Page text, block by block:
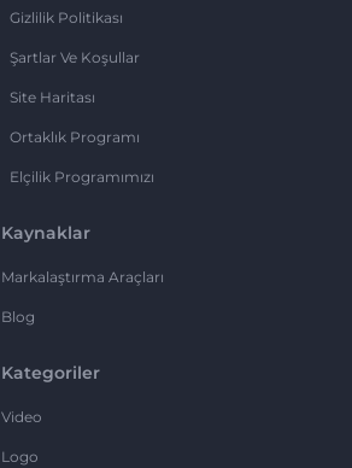
Gizlilik Politikası
Şartlar Ve Koşullar
Site Haritası
Ortaklık Programı
Elçilik Programımızı
Kaynaklar
Markalaştırma Araçları
Blog
Kategoriler
Video
Logo